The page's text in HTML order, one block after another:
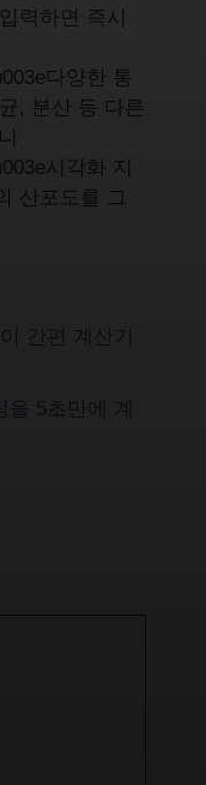
력하면 즉시
다양한 통
, 분산 등 다른
시각화 지
산포도를 그
간편 계산기
5초만에 계